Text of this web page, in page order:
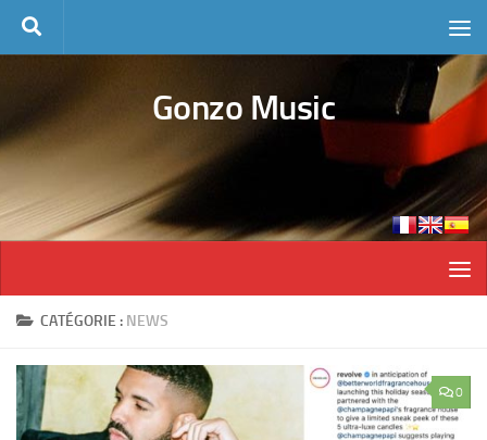
Skip to content
Gonzo Music
CATÉGORIE : NEWS
0